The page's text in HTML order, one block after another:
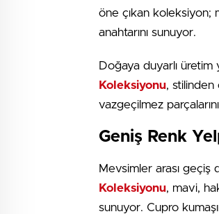
öne çıkan koleksiyon;
anahtarını sunuyor.
Doğaya duyarlı üretim
Koleksiyonu,
vazgeçilmez
Geniş Renk
Mevsimler arası geçiş
Koleksiyonu, mavi,
sunuyor. Cupro